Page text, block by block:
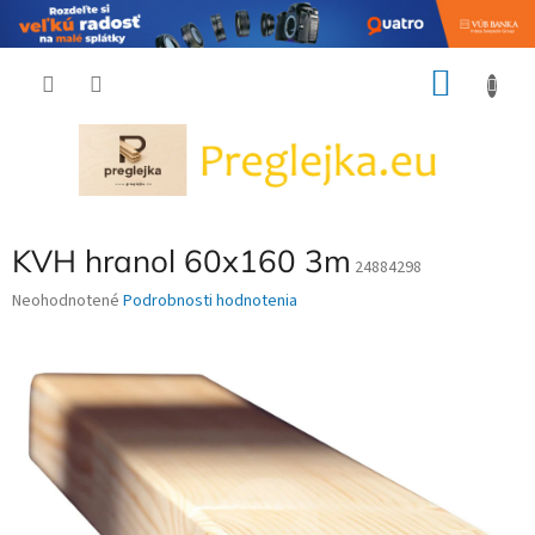
KVH hranol 60x160 3m 24884298
Priemerné
0,0
hviezdičiek.
Neohodnotené Podrobnosti hodnotenia